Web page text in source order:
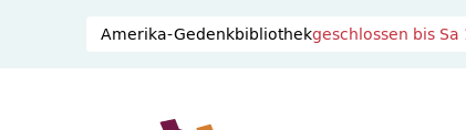
Zum Hauptinhalt springen Zur Suche springen
Amerika-Gedenkbibliothekgeschlossen bis Sa